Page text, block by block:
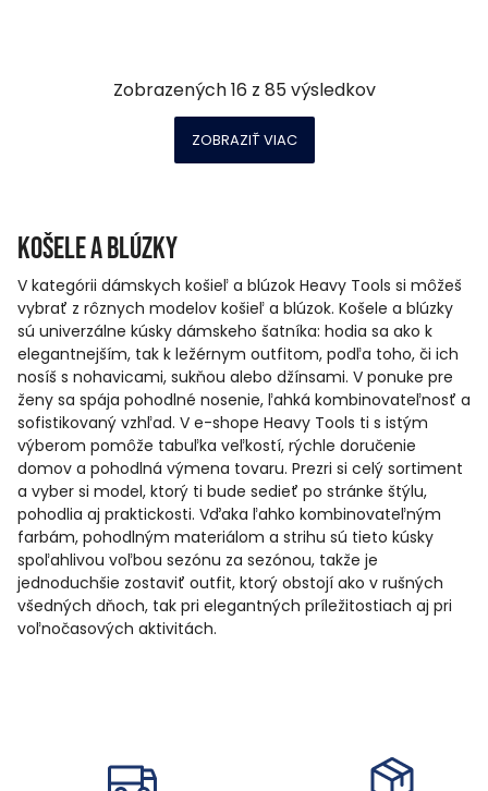
Zobrazených16 z 85výsledkov
ZOBRAZIŤ VIAC
Košele a blúzky
V kategórii dámskych košieľ a blúzok Heavy Tools si môžeš
vybrať z rôznych modelov košieľ a blúzok. Košele a blúzky
sú univerzálne kúsky dámskeho šatníka: hodia sa ako k
elegantnejším, tak k ležérnym outfitom, podľa toho, či ich
nosíš s nohavicami, sukňou alebo džínsami. V ponuke pre
ženy sa spája pohodlné nosenie, ľahká kombinovateľnosť a
sofistikovaný vzhľad. V e-shope Heavy Tools ti s istým
výberom pomôže tabuľka veľkostí, rýchle doručenie
domov a pohodlná výmena tovaru. Prezri si celý sortiment
a vyber si model, ktorý ti bude sedieť po stránke štýlu,
pohodlia aj praktickosti. Vďaka ľahko kombinovateľným
farbám, pohodlným materiálom a strihu sú tieto kúsky
spoľahlivou voľbou sezónu za sezónou, takže je
jednoduchšie zostaviť outfit, ktorý obstojí ako v rušných
všedných dňoch, tak pri elegantných príležitostiach aj pri
voľnočasových aktivitách.